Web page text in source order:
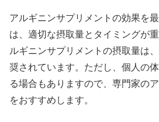
アルギニンサプリメントの効果を
は、適切な摂取量とタイミングが
ルギニンサプリメントの摂取量は
奨されています。ただし、個人の
る場合もありますので、専門家の
をおすすめします。